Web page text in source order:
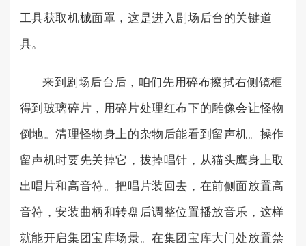
工具获取机械面罩，这是进入剧场后台的关键道
具。
来到剧场后台后，咱们先用碎布擦拭右侧镜框
得到玻璃碎片，用碎片处理红布下的雕像会让怪物
倒地。清理怪物身上的杂物后能看到留声机。操作
留声机时要先关掉它，拔掉唱针，从猫头鹰身上取
出唱片和高音符。把唱片装回去，在前侧面放置高
音符，安装曲柄和转盘后调整位置播放音乐，这样
就能开启集团宝库场景。在集团宝库大门处放置禁